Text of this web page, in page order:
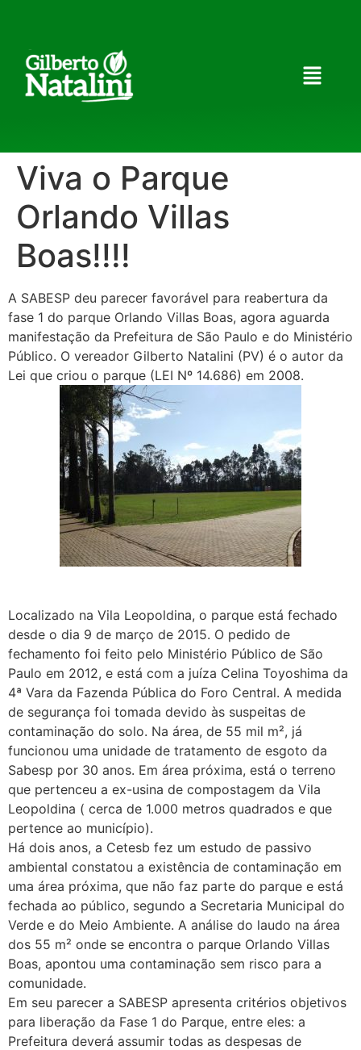
Viva o Parque
Orlando Villas
Boas!!!!
A SABESP deu parecer favorável para reabertura da
fase 1 do parque Orlando Villas Boas, agora aguarda
manifestação da Prefeitura de São Paulo e do Ministério
Público. O vereador Gilberto Natalini (PV) é o autor da
Lei que criou o parque (LEI Nº 14.686) em 2008.
Localizado na Vila Leopoldina, o parque está fechado
desde o dia 9 de março de 2015. O pedido de
fechamento foi feito pelo Ministério Público de São
Paulo em 2012, e está com a juíza Celina Toyoshima da
4ª Vara da Fazenda Pública do Foro Central. A medida
de segurança foi tomada devido às suspeitas de
contaminação do solo. Na área, de 55 mil m², já
funcionou uma unidade de tratamento de esgoto da
Sabesp por 30 anos. Em área próxima, está o terreno
que pertenceu a ex-usina de compostagem da Vila
Leopoldina ( cerca de 1.000 metros quadrados e que
pertence ao município).
Há dois anos, a Cetesb fez um estudo de passivo
ambiental constatou a existência de contaminação em
uma área próxima, que não faz parte do parque e está
fechada ao público, segundo a Secretaria Municipal do
Verde e do Meio Ambiente. A análise do laudo na área
dos 55 m² onde se encontra o parque Orlando Villas
Boas, apontou uma contaminação sem risco para a
comunidade.
Em seu parecer a SABESP apresenta critérios objetivos
para liberação da Fase 1 do Parque, entre eles: a
Prefeitura deverá assumir todas as despesas de